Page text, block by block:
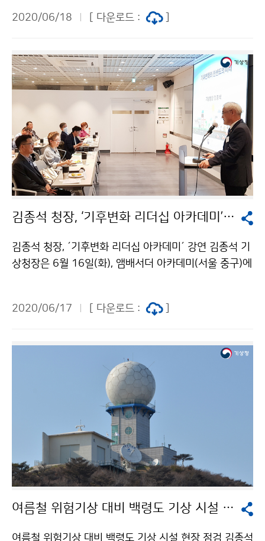
2020/06/18
[ 다운로드 :
김종석 청장, ‘기후변화 리더십 아카데미’ 강연
김종석 청장, ´기후변화 리더십 아카데미´ 강연 김종석 기
상청장은 6월 16일(화), 앰배서더 아카데미(서울 중구)에
래’라는 주제로 강연하였습니다. 이번 교육에는 외교부,
리더들이 참여했습니다.
2020/06/17 [ 다운로드 :
여름철 위험기상 대비 백령도 기상 시설 현장 점검
여름철 위험기상 대비 백령도 기상 시설 현장 점검 김종석